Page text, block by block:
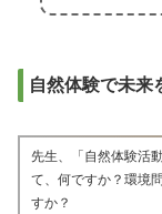
自然体験で未来
先生、「自然体験活
て、何ですか？環境
すか？